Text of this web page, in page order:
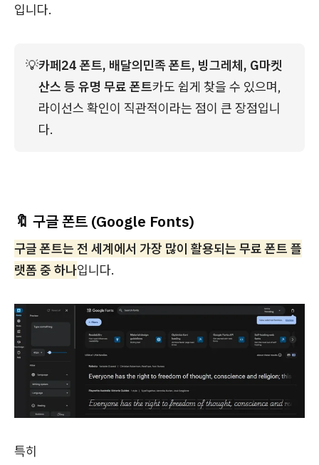
입니다.
💡카페24 폰트, 배달의민족 폰트, 빙그레체, G마켓
산스 등 유명 무료 폰트카도 쉽게 찾을 수 있으며,
라이선스 확인이 직관적이라는 점이 큰 장점입니
다.
🔖 구글 폰트 (Google Fonts)
구글 폰트는 전 세계에서 가장 많이 활용되는 무료 폰트 플
랫폼 중 하나입니다.
특히